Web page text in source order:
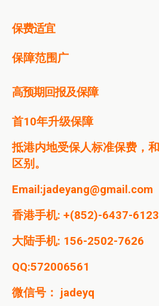
保费适宜
保障范围广
高预期回报及保障
首10年升级保障
抵港内地受保人标准保费，
区别。
Email:jadeyang@gmail.com
香港手机: +(852)-6437-6123
大陆手机: 156-2502-7626
QQ:572006561
微信号： jadeyq